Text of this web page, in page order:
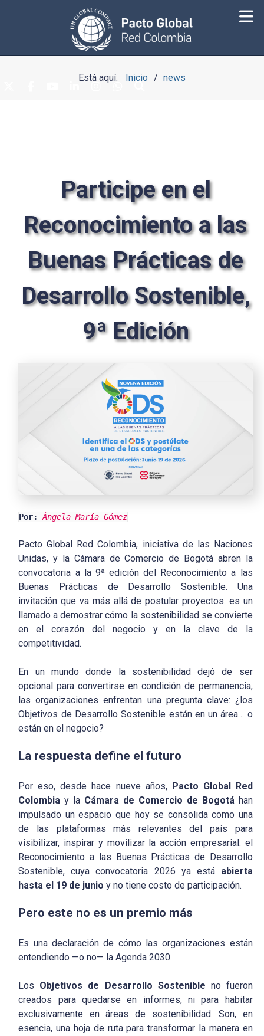
Está aquí: Inicio news
Participe en el
Reconocimiento a las
Buenas Prácticas de
Desarrollo Sostenible,
9ª Edición
Por: Ángela María Gómez
Pacto Global Red Colombia, iniciativa de las Naciones
Unidas, y la Cámara de Comercio de Bogotá abren la
convocatoria a la 9ª edición del Reconocimiento a las
Buenas Prácticas de Desarrollo Sostenible. Una
invitación que va más allá de postular proyectos: es un
llamado a demostrar cómo la sostenibilidad se convierte
en el corazón del negocio y en la clave de la
competitividad.
En un mundo donde la sostenibilidad dejó de ser
opcional para convertirse en condición de permanencia,
las organizaciones enfrentan una pregunta clave: ¿los
Objetivos de Desarrollo Sostenible están en un área… o
están en el negocio?
La respuesta define el futuro
Por eso, desde hace nueve años, Pacto Global Red
Colombia y la Cámara de Comercio de Bogotáhan
impulsado un espacio que hoy se consolida como una
de las plataformas más relevantes del país para
visibilizar, inspirar y movilizar la acción empresarial: el
Reconocimiento a las Buenas Prácticas de Desarrollo
Sostenible, cuya convocatoria 2026 ya está abierta
hasta el 19 de junio y no tiene costo de participación.
Pero este no es un premio más
Es una declaración de cómo las organizaciones están
entendiendo —o no— la Agenda 2030.
Los Objetivos de Desarrollo Sostenible no fueron
creados para quedarse en informes, ni para habitar
exclusivamente en áreas de sostenibilidad. Son, en
esencia, una hoja de ruta para transformar la manera en